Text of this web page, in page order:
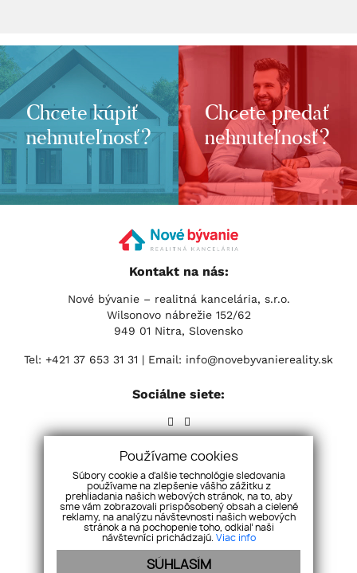
Chcete kúpiť
nehnuteľnosť?
Chcete predať
nehnuteľnosť?
Kontakt na nás:
Nové bývanie – realitná kancelária, s.r.o.
Wilsonovo nábrežie 152/62
949 01 Nitra, Slovensko
Tel: +421 37 653 31 31 | Email: info@novebyvaniereality.sk
Sociálne siete:
Používame cookies
Súbory cookie a ďalšie technológie sledovania
používame na zlepšenie vášho zážitku z
prehliadania našich webových stránok, na to, aby
sme vám zobrazovali prispôsobený obsah a cielené
reklamy, na analýzu návštevnosti našich webových
stránok a na pochopenie toho, odkiaľ naši
návštevníci prichádzajú. Viac info
SÚHLASÍM